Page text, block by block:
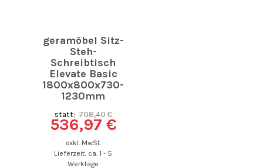
geramöbel Sitz-
Steh-
Schreibtisch
Elevate Basic
1800x800x730-
1230mm
statt: 708,40€
536,97 €
exkl. MwSt.
Lieferzeit: ca. 1 - 5
Werktage